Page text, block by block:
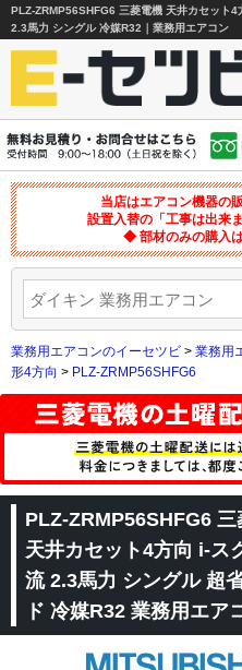
PLZ-ZRMP56SHFG6 三菱電機 天井カセット
2.3馬力 シングル 冷媒R32｜業務用エアコン
当店はエアコン機器の
設置入替の「工事は出来
◆ 部材のみの購入
業務用エアコンのイーセツビ > 業務用
形4方向 > PLZ-ZRMP56SHFG6
PLZ-ZRMP56SHFG6
天井カセット4方向 i-ス
流 2.3馬力 シングル 超
ド 冷媒R32 業務用エア